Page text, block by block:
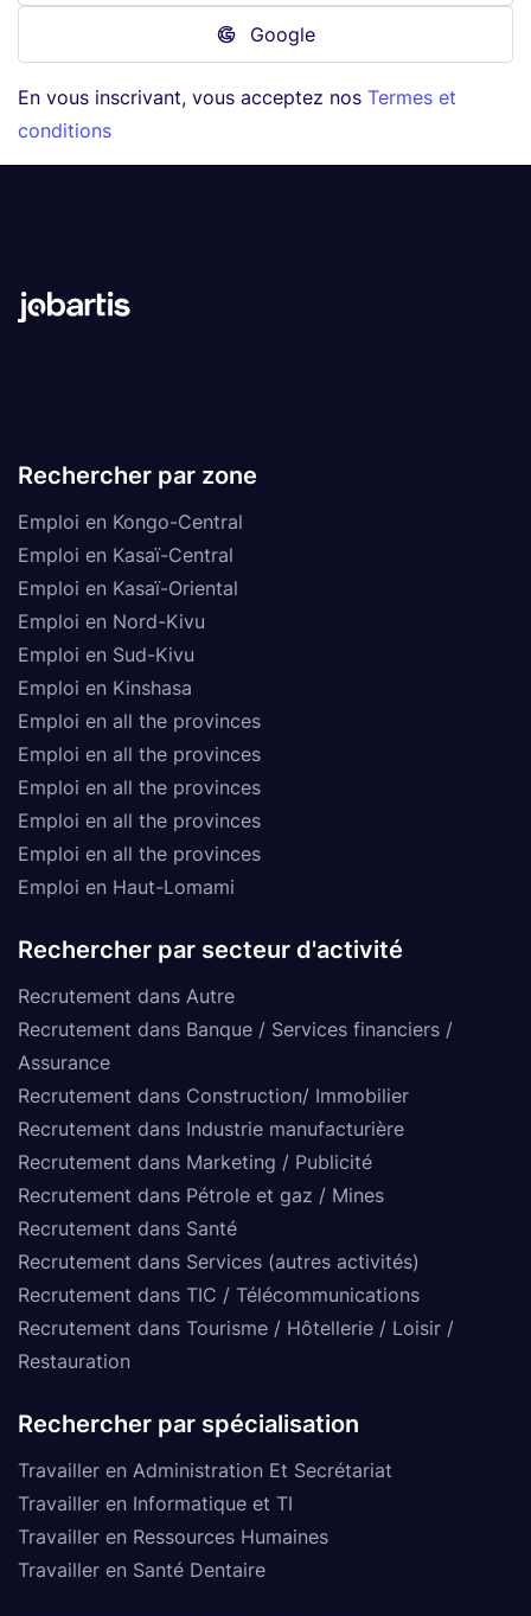
Google
En vous inscrivant, vous acceptez nos Termes et
conditions
Rechercher par zone
Emploi en Kongo-Central
Emploi en Kasaï-Central
Emploi en Kasaï-Oriental
Emploi en Nord-Kivu
Emploi en Sud-Kivu
Emploi en Kinshasa
Emploi en all the provinces
Emploi en all the provinces
Emploi en all the provinces
Emploi en all the provinces
Emploi en all the provinces
Emploi en Haut-Lomami
Rechercher par secteur d'activité
Recrutement dans Autre
Recrutement dans Banque / Services financiers /
Assurance
Recrutement dans Construction/ Immobilier
Recrutement dans Industrie manufacturière
Recrutement dans Marketing / Publicité
Recrutement dans Pétrole et gaz / Mines
Recrutement dans Santé
Recrutement dans Services (autres activités)
Recrutement dans TIC / Télécommunications
Recrutement dans Tourisme / Hôtellerie / Loisir /
Restauration
Rechercher par spécialisation
Travailler en Administration Et Secrétariat
Travailler en Informatique et TI
Travailler en Ressources Humaines
Travailler en Santé Dentaire